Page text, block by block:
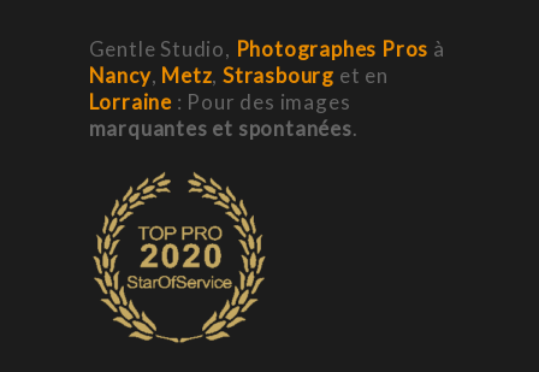
Gentle Studio, Photographes Pros à
Nancy, Metz,Strasbourg et en
Lorraine : Pour des images
marquantes et spontanées.